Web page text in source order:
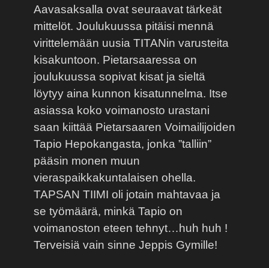
Aavasaksalla ovat seuraavat tärkeät
mittelöt. Joulukuussa pitäisi mennä
virittelemään uusia TITANin varusteita
kisakuntoon. Pietarsaaressa on
joulukuussa sopivat kisat ja sieltä
löytyy aina kunnon kisatunnelma. Itse
asiassa koko voimanosto urastani
saan kiittää Pietarsaaren Voimailijoiden
Tapio Hepokangasta, jonka ”talliin”
pääsin monen muun
vieraspaikkakuntalaisen ohella.
TAPSAN TIIMI oli jotain mahtavaa ja
se työmäärä, minkä Tapio on
voimanoston eteen tehnyt…huh huh !
Terveisiä vain sinne Jeppis Gymille!